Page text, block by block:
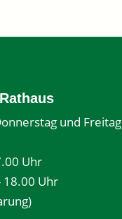
und
Uhr
18.00 Uhr